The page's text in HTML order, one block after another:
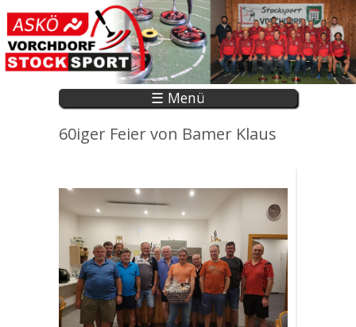
☰ Menü
60iger Feier von Bamer Klaus